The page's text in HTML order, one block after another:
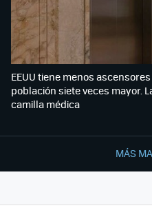
MÁS
EEUU tiene menos
población siete veces mayor.
camilla médica